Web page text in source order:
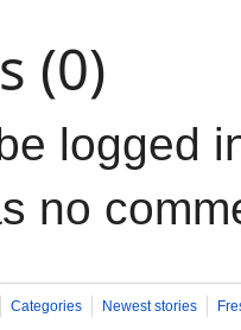
(0)
logged
no
Categories Newest stories